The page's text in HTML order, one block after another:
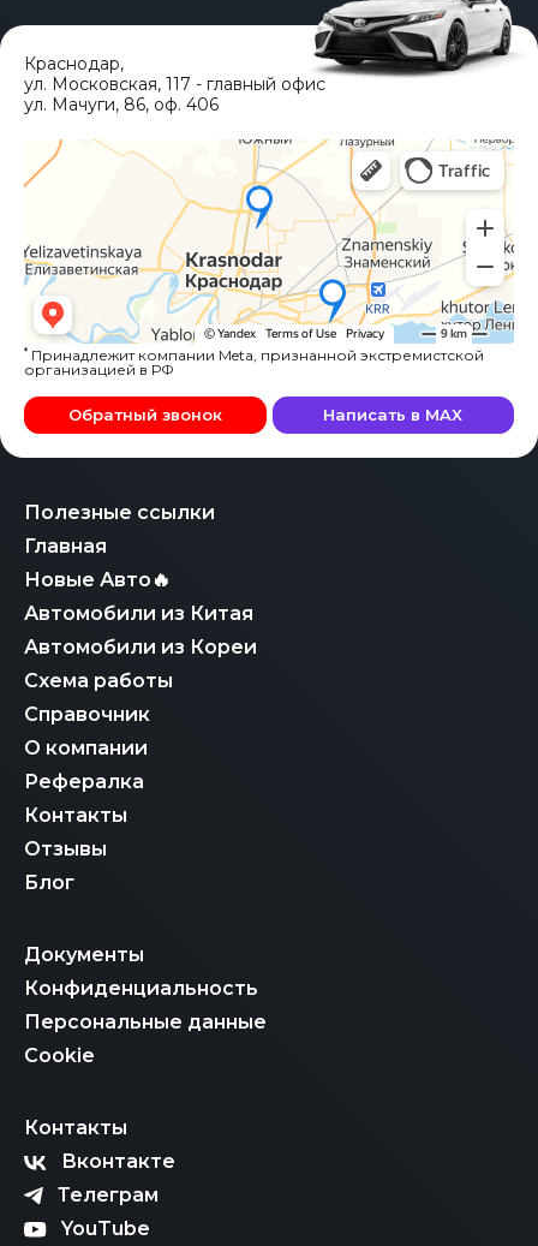
Полезные ссылки
Главная
Новые Авто🔥
Автомобили из Китая
Автомобили из Кореи
Схема работы
Справочник
О компании
Рефералка
Контакты
Отзывы
Блог
Документы
Конфиденциальность
Персональные данные
Cookie
Контакты
Вконтакте
Телеграм
YouTube
Краснодар,
ул. Московская, 117 - главный офис
ул. Мачуги, 86, оф. 406
* Принадлежит компании Meta, признанной экстремистской
организацией в РФ
Обратный звонок Написать в MAX